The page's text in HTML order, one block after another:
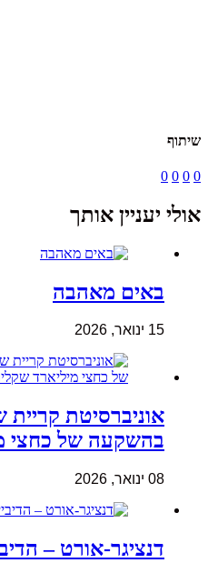
שיתוף
0
0
0
0
אולי יעניין אותך
באים מאהבה
15 ינואר, 2026
אוניברסיטת קריית
בהשקעה של כחצי
08 ינואר, 2026
דנציגר-אורט –